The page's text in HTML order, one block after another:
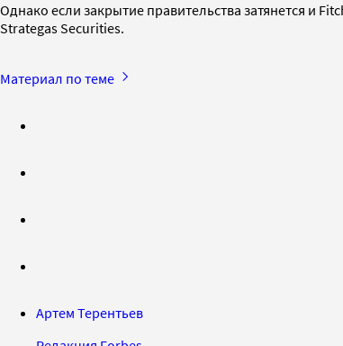
Однако если закрытие правительства затянется и
Strategas Securities.
Материал по теме
Артем Терентьев